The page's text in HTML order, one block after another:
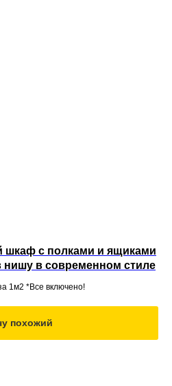
с полками и ящиками
в современном стиле
1м2 *Все включено!
похожий